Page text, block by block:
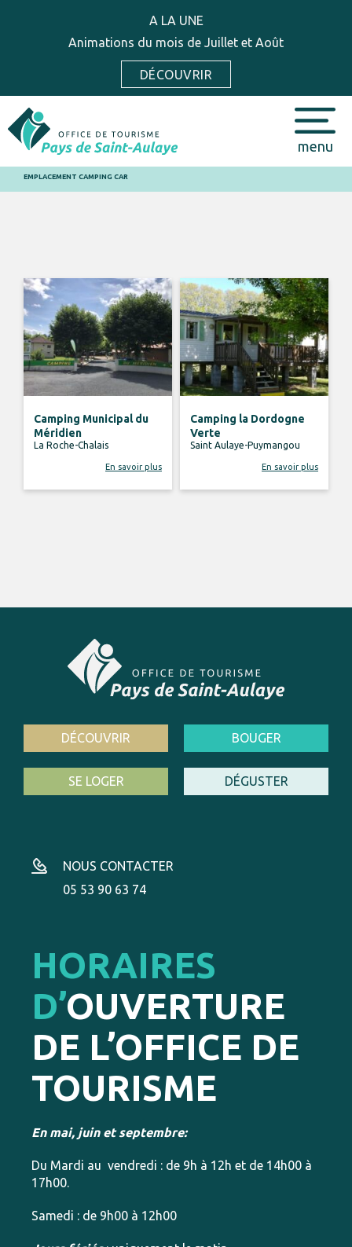
A LA UNE
Animations du mois de Juillet et Août
DÉCOUVRIR
menu
EMPLACEMENT CAMPING CAR
Camping Municipal du
Méridien
La Roche-Chalais
En savoir plus
Camping la Dordogne
Verte
Saint Aulaye-Puymangou
En savoir plus
DÉCOUVRIR BOUGER
SE LOGER DÉGUSTER
NOUS CONTACTER
05 53 90 63 74
HORAIRES
D’OUVERTURE
DE L’OFFICE DE
TOURISME
En mai, juin et septembre:
Du Mardi au vendredi : de 9h à 12h et de 14h00 à
17h00.
Samedi : de 9h00 à 12h00